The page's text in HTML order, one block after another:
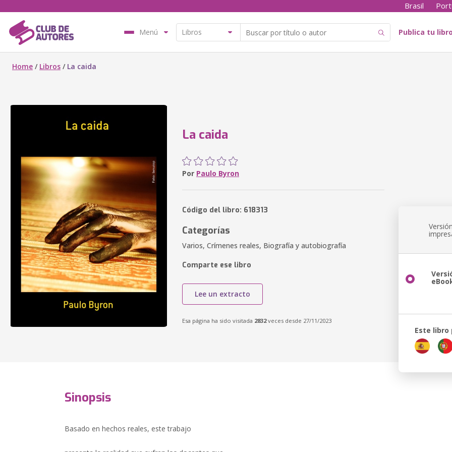
Brasil
Menú Publica tu
Home / Libros / La caida
La caida
Por Paulo Byron
Código del libro: 618313
Categorías
Varios, Crímenes reales, Biografía y autobiografía
Comparte ese libro
Lee un extracto
Esa página ha sido visitada 2832veces desde 27/11/2023
Este libro
Sinopsis
Basado en hechos reales, este trabajo